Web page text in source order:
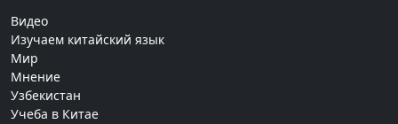
Видео
Изучаем китайский язык
Мир
Мнение
Узбекистан
Учеба в Китае